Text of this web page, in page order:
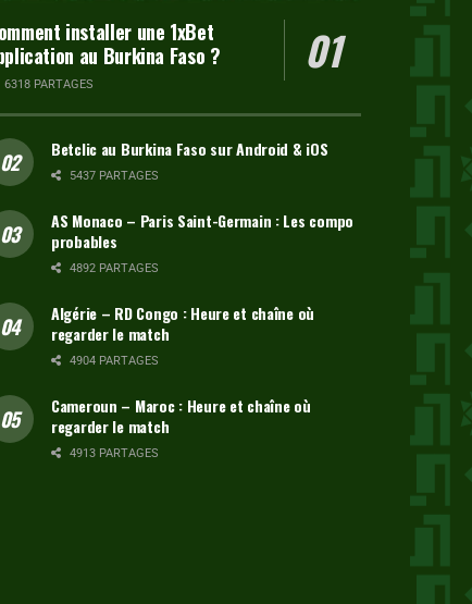
installer une 1xBet
au Burkina Faso ?
6318 PARTAGES
Betclic au Burkina Faso sur Android & iOS
5437 PARTAGES
AS Monaco – Paris Saint-Germain : Les compo
probables
4892 PARTAGES
Algérie – RD Congo : Heure et chaîne où
regarder le match
4904 PARTAGES
Cameroun – Maroc : Heure et chaîne où
regarder le match
4913 PARTAGES